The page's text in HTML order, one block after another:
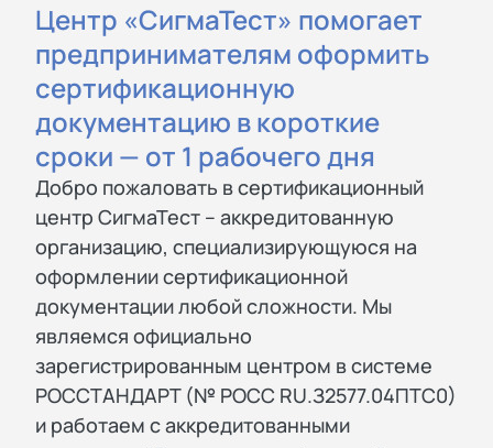
Центр «СигмаТест» помогает
предпринимателям оформить
сертификационную
документацию в короткие
сроки — от 1 рабочего дня
Добро пожаловать в сертификационный
центр СигмаТест – аккредитованную
организацию, специализирующуюся на
оформлении сертификационной
документации любой сложности. Мы
являемся официально
зарегистрированным центром в системе
РОССТАНДАРТ (№ РОСС RU.З2577.04ПТС0)
и работаем с аккредитованными